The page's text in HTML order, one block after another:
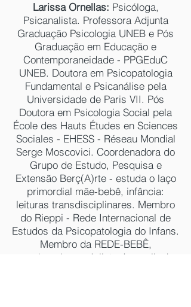
Larissa Ornellas: Psicóloga,
Psicanalista. Professora Adjunta
Graduação Psicologia UNEB e Pós
Graduação em Educação e
Contemporaneidade - PPGEduC
UNEB. Doutora em Psicopatologia
Fundamental e Psicanálise pela
Universidade de Paris VII. Pós
Doutora em Psicologia Social pela
École des Hauts Études en Sciences
Sociales - EHESS - Réseau Mondial
Serge Moscovici. Coordenadora do
Grupo de Estudo, Pesquisa e
Extensão Berç(A)rte - estuda o laço
primordial mãe-bebê, infância:
leituras transdisciplinares. Membro
do Rieppi - Rede Internacional de
Estudos da Psicopatologia do Infans.
Membro da REDE-BEBÊ,
coordenada por Julieta Jerusalinsky